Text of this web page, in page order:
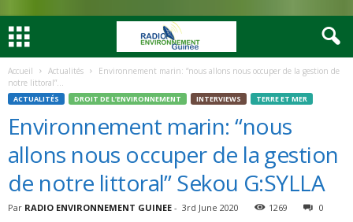
Accueil Actualités
Environnement marin: “nous allons nous occuper de la gestion de
notre littoral”...
ACTUALITÉS DROIT DE L’ENVIRONNEMENT INTERVIEWS TERRE ET MER
Environnement marin: “nous
allons nous occuper de la gestion
de notre littoral” Sekou G:SYLLA
Par RADIO ENVIRONNEMENT GUINEE - 3rd June 2020 1269 0